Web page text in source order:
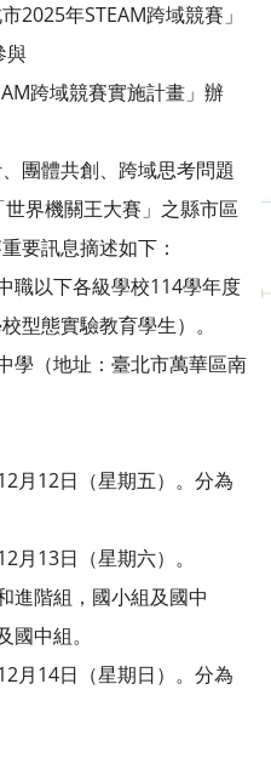
2025年STEAM跨域競賽」
與
跨域競賽實施計畫」辦
團體共創、跨域思考問題
界機關王大賽」之縣市區
要訊息摘述如下：
職以下各級學校114學年度
型態實驗教育學生）。
學（地址：臺北市萬華區南
月12日（星期五）。分為
月13日（星期六）。
進階組，國小組及國中
中組。
月14日（星期日）。分為